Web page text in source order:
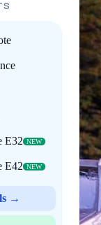
E32 NEW
E42 NEW
→